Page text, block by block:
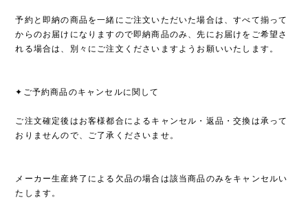
予約と即納の商品を一緒にご注文いただいた場合は、すべて揃って
からのお届けになりますので即納商品のみ、先にお届けをご希望さ
れる場合は、別々にご注文くださいますようお願いいたします。
✦ご予約商品のキャンセルに関して
ご注文確定後はお客様都合によるキャンセル・返品・交換は承って
おりませんので、ご了承くださいませ。
メーカー生産終了による欠品の場合は該当商品のみをキャンセルい
たします。